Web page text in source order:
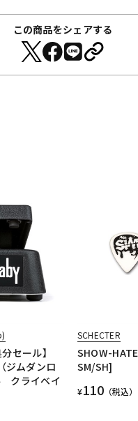
この商品をシェアする
セール】
ジムダンロ
クライベイ
SCHECTER
SHOW-
SM/SH]
¥110（税込）